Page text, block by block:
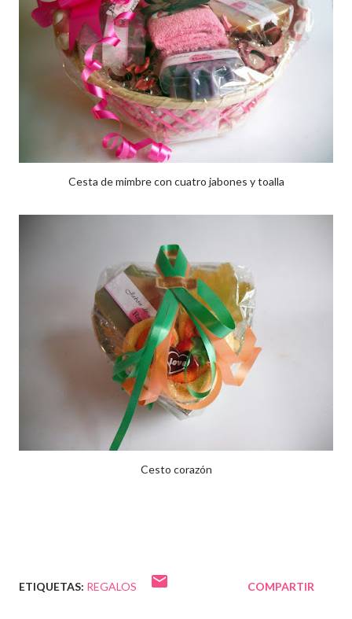
Cesta de mimbre con cuatro jabones y toalla
Cesto corazón
ETIQUETAS: REGALOS COMPARTIR